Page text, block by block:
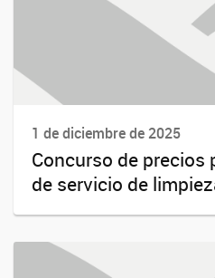
1 de diciembre de 2025
Concurso de
de servicio de